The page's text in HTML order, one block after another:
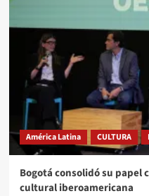
América Latina CULTURA
Bogotá consolidó su papel
cultural iberoamericana